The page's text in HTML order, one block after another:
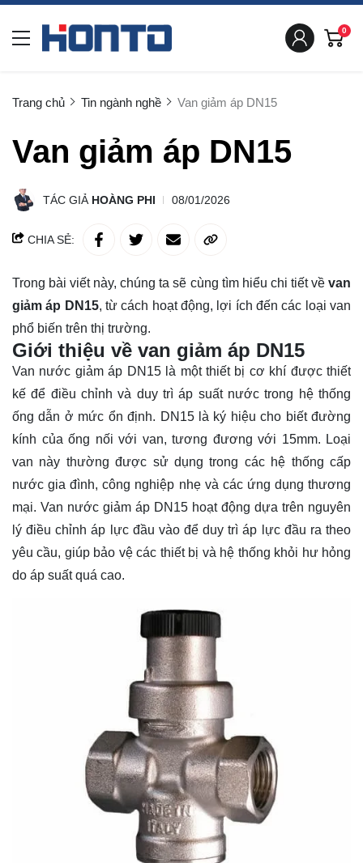
0
Trang chủ Tin ngành nghề Van giảm áp DN15
Van giảm áp DN15
TÁC GIẢ HOÀNG PHI 08/01/2026
CHIA SẺ:
Trong bài viết này, chúng ta sẽ cùng tìm hiểu chi tiết về van
giảm áp DN15, từ cách hoạt động, lợi ích đến các loại van
phổ biến trên thị trường.
Giới thiệu về van giảm áp DN15
Van nước giảm áp DN15 là một thiết bị cơ khí được thiết
kế để điều chỉnh và duy trì áp suất nước trong hệ thống
ống dẫn ở mức ổn định. DN15 là ký hiệu cho biết đường
kính của ống nối với van, tương đương với 15mm. Loại
van này thường được sử dụng trong các hệ thống cấp
nước gia đình, công nghiệp nhẹ và các ứng dụng thương
mại. Van nước giảm áp DN15 hoạt động dựa trên nguyên
lý điều chỉnh áp lực đầu vào để duy trì áp lực đầu ra theo
yêu cầu, giúp bảo vệ các thiết bị và hệ thống khỏi hư hỏng
do áp suất quá cao.